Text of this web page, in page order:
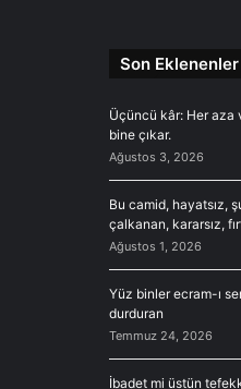
Son Eklenenler
Üçüncü kâr: Her aza
bine çıkar.
Ağustos 3, 2026
Bu camid, hayatsız,
çalkanan, kararsız,
Ağustos 1, 2026
Yüz binler ecram-ı
durduran
Temmuz 24, 2026
İbadet mi üstün